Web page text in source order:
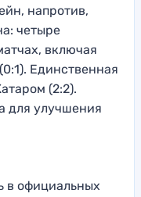
напротив,
четыре
включая
Единственная
(2:2).
для улучшения
в официальных